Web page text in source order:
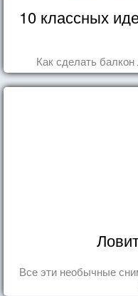
10 классных
Как сделать
Все эти необычные